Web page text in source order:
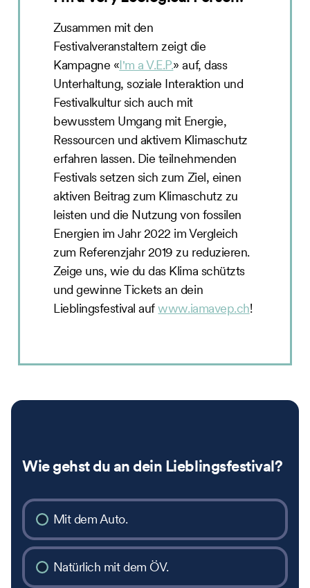
Zusammen mit den
Festivalveranstaltern zeigt die
Kampagne «I'm a V.E.P.» auf, dass
Unterhaltung, soziale Interaktion und
Festivalkultur sich auch mit
bewusstem Umgang mit Energie,
Ressourcen und aktivem Klimaschutz
erfahren lassen. Die teilnehmenden
Festivals setzen sich zum Ziel, einen
aktiven Beitrag zum Klimaschutz zu
leisten und die Nutzung von fossilen
Energien im Jahr 2022 im Vergleich
zum Referenzjahr 2019 zu reduzieren.
Zeige uns, wie du das Klima schützts
und gewinne Tickets an dein
Lieblingsfestival aufwww.iamavep.ch!
Wie gehst du an dein Lieblingsfestival?
Mit dem Auto.
Natürlich mit dem ÖV.